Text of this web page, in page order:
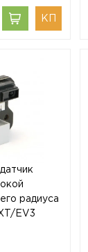
радиуса
EV3